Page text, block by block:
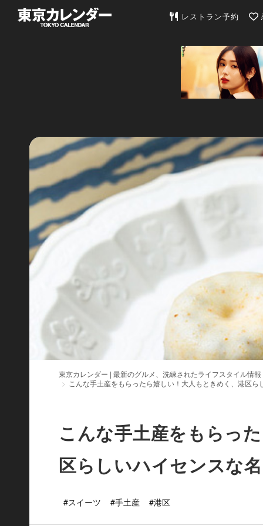
東京カレンダー | 最新
レストラン予約
東京カレンダー | 最新のグルメ、洗練されたライフスタイル情報
こんな手土産をもらったら嬉しい！大人もときめく、港区ら
こんな手土産をもらっ
区らしいハイセンスな
#スイーツ #手土産 #港区